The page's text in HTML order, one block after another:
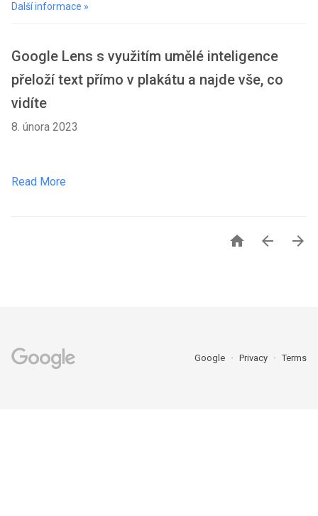
Další informace »
Google Lens s využitím umělé inteligence
přeloží text přímo v plakátu a najde vše, co
vidíte
8. února 2023
Read More
  
Google Privacy Terms